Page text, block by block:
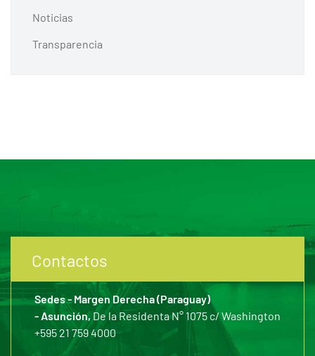
Noticias
Transparencia
Contactos
Sedes - Margen Derecha (Paraguay)
- Asunción,De la Residenta N° 1075 c/ Washington
+595 21 759 4000